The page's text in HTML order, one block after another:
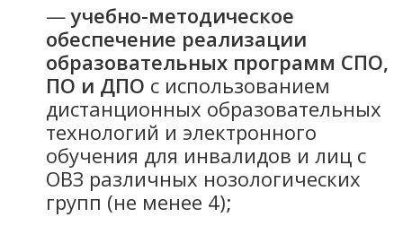
—учебно-методическое
обеспечение реализации
образовательных программ СПО,
ПО и ДПО с использованием
дистанционных образовательных
технологий и электронного
обучения для инвалидов и лиц с
ОВЗ различных нозологических
групп (не менее 4);